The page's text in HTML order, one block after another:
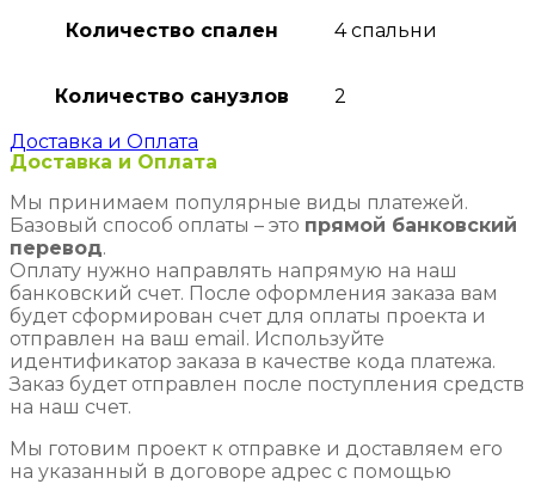
Количество спален 4 спальни
Количество санузлов
2
Доставка и Оплата
Доставка и Оплата
Мы принимаем популярные виды платежей.
Базовый способ оплаты – это прямой банковский
перевод.
Оплату нужно направлять напрямую на наш
банковский счет. После оформления заказа вам
будет сформирован счет для оплаты проекта и
отправлен на ваш email. Используйте
идентификатор заказа в качестве кода платежа.
Заказ будет отправлен после поступления средств
на наш счет.
Мы готовим проект к отправке и доставляем его
на указанный в договоре адрес с помощью